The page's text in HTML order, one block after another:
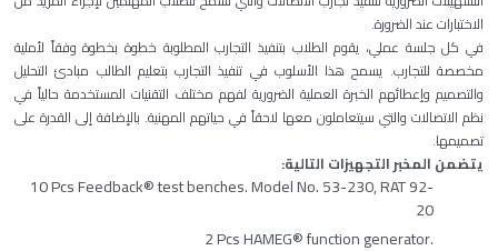
الاختبارات عند الضرورة.
في كل جلسة عملي، يقوم الطلاب بتنفيذ التجارب المطلوبة خطوة بخطوة وفقاً لأملية
مخصصة للتجارب. يسمح هذا الأسلوب في تنفيذ التجارب بتعليم الطالب مبادئ التحليل
والتصميم وإعطائهم الخبرة العملية الضرورية لفهم مختلف التقنيات المستخدمة حالياً في
نظم الاتصالات والتي سيتعاملون معها لاحقاً في حياتهم المهنية. بالإضافة إلى القدرة على
تصميمها.
يتضمن المخبر التجهيزات التالية:
10 Pcs Feedback® test benches. Model No. 53-230, RAT 92-
20
2 Pcs HAMEG® function generator.